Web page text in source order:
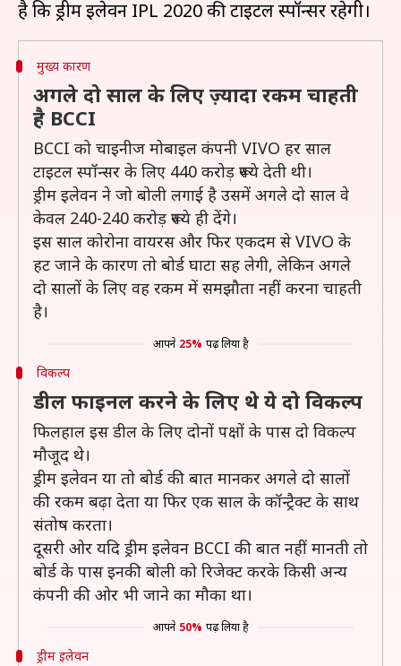
मुख्य कारण
अगले दो साल के लिए ज़्यादा रकम चाहती
है BCCI
BCCI को चाइनीज मोबाइल कंपनी VIVO हर साल
टाइटल स्पॉन्सर के लिए 440 करोड़ रूपये देती थी।
ड्रीम इलेवन ने जो बोली लगाई है उसमें अगले दो साल वे
केवल 240-240 करोड़ रूपये ही देंगे।
इस साल कोरोना वायरस और फिर एकदम से VIVO के
हट जाने के कारण तो बोर्ड घाटा सह लेगी, लेकिन अगले
दो सालों के लिए वह रकम में समझौता नहीं करना चाहती
है।
आपने 25% पढ़ लिया है
विकल्प
डील फाइनल करने के लिए थे ये दो विकल्प
फिलहाल इस डील के लिए दोनों पक्षों के पास दो विकल्प
मौजूद थे।
ड्रीम इलेवन या तो बोर्ड की बात मानकर अगले दो सालों
की रकम बढ़ा देता या फिर एक साल के कॉन्ट्रैक्ट के साथ
संतोष करता।
दूसरी ओर यदि ड्रीम इलेवन BCCI की बात नहीं मानती तो
बोर्ड के पास इनकी बोली को रिजेक्ट करके किसी अन्य
कंपनी की ओर भी जाने का मौका था।
आपने 50% पढ़ लिया है
ड्रीम इलेवन